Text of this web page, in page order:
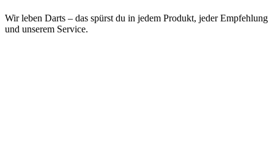
Wir leben Darts – das spürst du in jedem Produkt, jeder Empfehlung
und unserem Service.